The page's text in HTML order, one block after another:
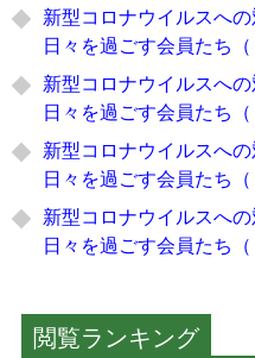
新型コロナウイルスへ
日々を過ごす会員たち（
新型コロナウイルスへ
日々を過ごす会員たち（
新型コロナウイルスへ
日々を過ごす会員たち（
新型コロナウイルスへ
日々を過ごす会員たち（
閲覧ランキング